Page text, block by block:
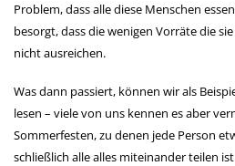
Problem, dass alle diese Menschen
besorgt, dass die wenigen Vorräte die
nicht ausreichen.
Was dann passiert, können wir als
lesen – viele von uns kennen es aber
Sommerfesten, zu denen jede Person
schließlich alle alles miteinander teilen